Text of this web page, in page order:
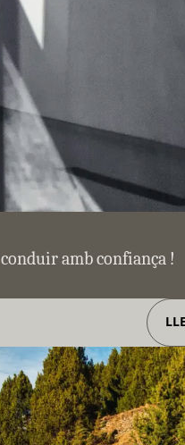
amb confiança !